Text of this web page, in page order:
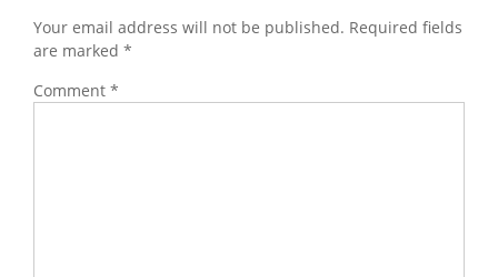
Your email address will not be published. Required fields
are marked *
Comment *